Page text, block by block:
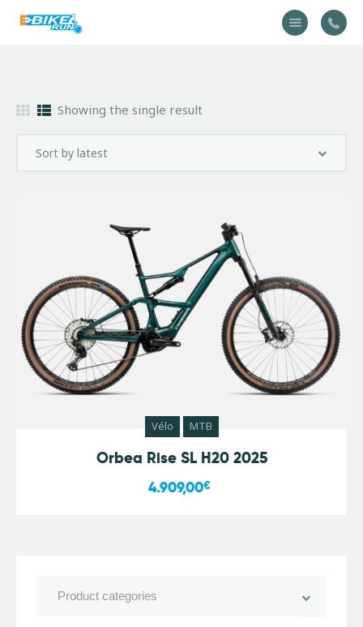
Vélo
Équipement
Contactez-nous
Showing the single result
Vélo MTB
Orbea Rise SL H20 2025
4.909,00€